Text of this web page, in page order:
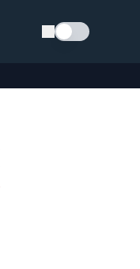
Schimba tema